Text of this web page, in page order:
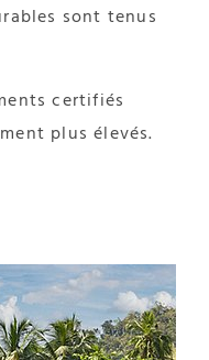
sont tenus
certifiés
plus élevés.